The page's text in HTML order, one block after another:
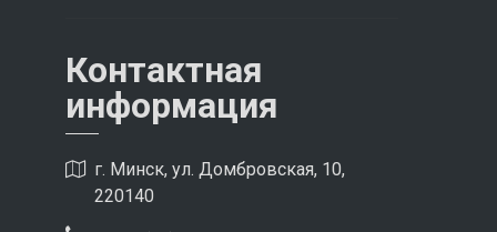
Контактная
информация
г. Минск, ул. Домбровская, 10,
220140